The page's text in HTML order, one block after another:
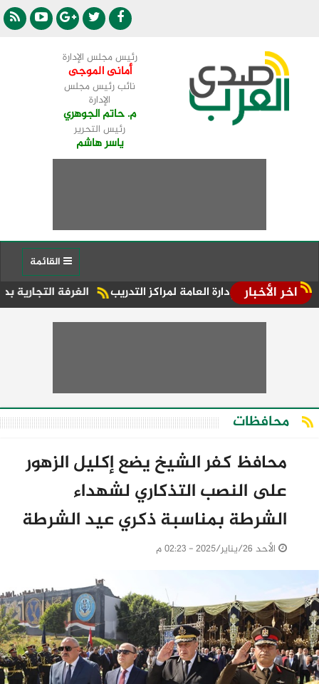
رئيس مجلس الإدارة
أمانى الموجى
نائب رئيس مجلس
الإدارة
م. حاتم الجوهري
رئيس التحرير
ياسر هاشم
اخر الأخبار الغرفة التجارية بدمياط تشارك العامة لمراكز التدريب
محافظات
محافظ كفر الشيخ يضع إكليل الزهور
على النصب التذكاري لشهداء
الشرطة بمناسبة ذكري عيد الشرطة
الأحد 26/يناير/2025 - 02:23 م